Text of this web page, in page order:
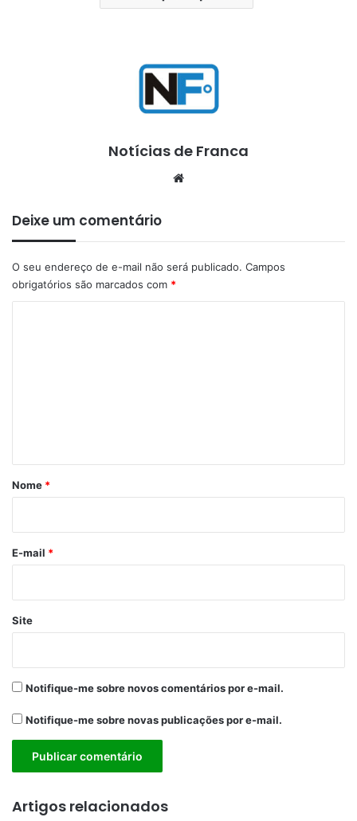
Notícias de Franca
Deixe um comentário
O seu endereço de e-mail não será publicado. Campos
obrigatórios são marcados com *
r
*
Nome *
E-mail *
Site
Notifique-me sobre novos comentários por e-mail.
Notifique-me sobre novas publicações por e-mail.
Artigos relacionados